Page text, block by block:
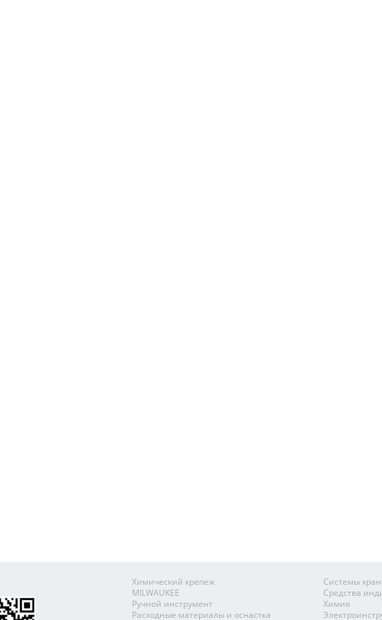
Химический крепеж
MILWAUKEE
Ручной инструмент
Расходные материалы и оснастка
Системы
Средства
Химия